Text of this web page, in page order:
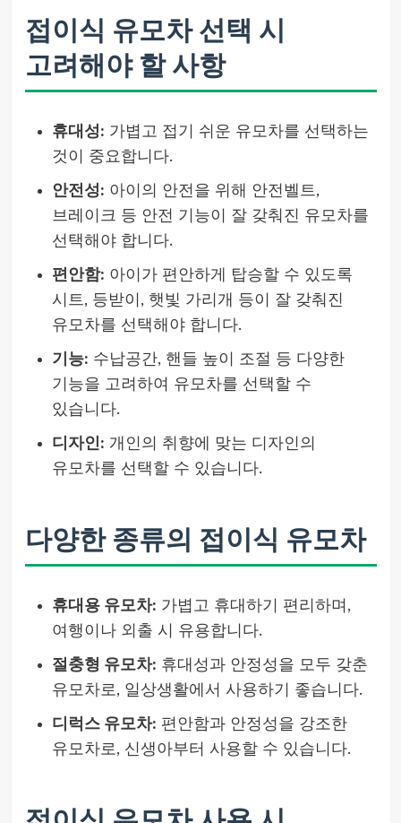
접이식 유모차 선택 시
고려해야 할 사항
휴대성: 가볍고 접기 쉬운 유모차를 선택하는
것이 중요합니다.
안전성: 아이의 안전을 위해 안전벨트,
브레이크 등 안전 기능이 잘 갖춰진 유모차를
선택해야 합니다.
편안함: 아이가 편안하게 탑승할 수 있도록
시트, 등받이, 햇빛 가리개 등이 잘 갖춰진
유모차를 선택해야 합니다.
기능: 수납공간, 핸들 높이 조절 등 다양한
기능을 고려하여 유모차를 선택할 수
있습니다.
디자인: 개인의 취향에 맞는 디자인의
유모차를 선택할 수 있습니다.
다양한 종류의 접이식 유모차
휴대용 유모차: 가볍고 휴대하기 편리하며,
여행이나 외출 시 유용합니다.
절충형 유모차: 휴대성과 안정성을 모두 갖춘
유모차로, 일상생활에서 사용하기 좋습니다.
디럭스 유모차: 편안함과 안정성을 강조한
유모차로, 신생아부터 사용할 수 있습니다.